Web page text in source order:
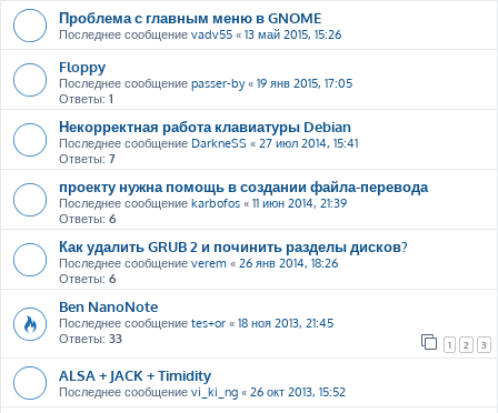
Проблема с главным меню в GNOME
Последнее сообщение vadv55 « 13 май 2015, 15:26
Floppy
Последнее сообщение passer-by« 19 янв 2015, 17:05
Ответы: 1
Некорректная работа клавиатуры Debian
Последнее сообщение DarkneSS « 27 июл 2014, 15:41
Ответы: 7
проекту нужна помощь в создании файла-перевода
Последнее сообщение karbofos « 11 июн 2014, 21:39
Ответы: 6
Как удалить GRUB 2 и починить разделы дисков?
Последнее сообщение verem « 26 янв 2014, 18:26
Ответы: 6
Ben NanoNote
Последнее сообщение tes+or « 18 ноя 2013, 21:45
Ответы: 33 1 2 3
ALSA + JACK + Timidity
Последнее сообщение vi_ki_ng « 26 окт 2013, 15:52